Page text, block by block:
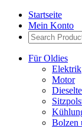
Startseite
Mein Konto
Search
Products:
Für Oldies
Elektrik
Motor
Bolzen